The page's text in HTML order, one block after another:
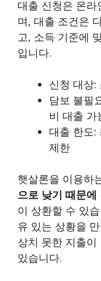
대출 신청은 온
며, 대출 조건은
고, 소득 기준에
입니다.
신청 대상:
담보 불필
비 대출 가
대출 한도:
제한
햇살론을 이용하
으로 낮기 때문에
이 상환할 수 있
유 있는 상황을
상치 못한 지출
있습니다.